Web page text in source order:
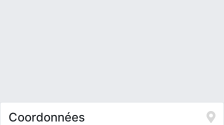
Coordonnées